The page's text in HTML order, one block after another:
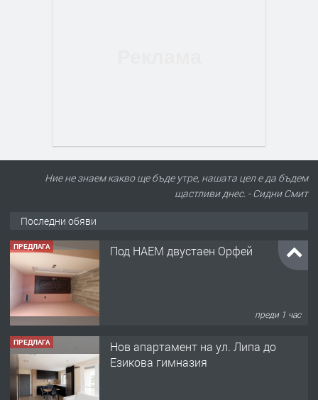
Ние не знаем какво ще бъде утре, нашата цел е да бъдем
щастливи днес. - Сидни Смит
Последни обяви
ПРЕДЛАГА Под НАЕМ двустаен Орфей
преди 1 час
ПРЕДЛАГА
Нов апартамент на ул. Липа до
Езикова гимназия